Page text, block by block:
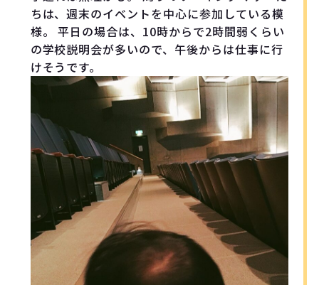
ちは、週末のイベントを中心に参加している模
様。 平日の場合は、10時からで2時間弱くらい
の学校説明会が多いので、午後からは仕事に行
けそうです。